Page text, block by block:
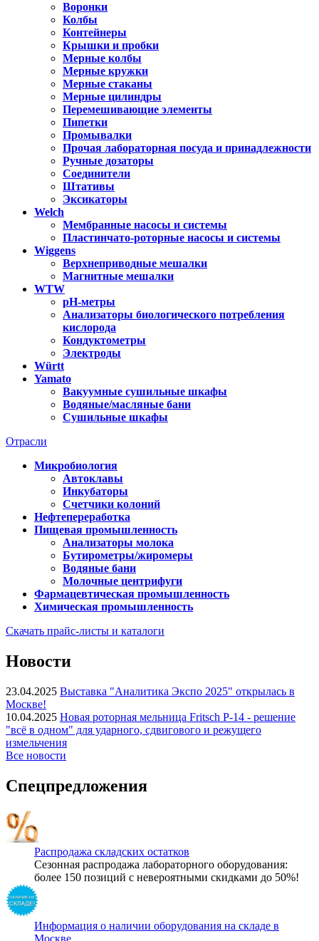
Воронки
Колбы
Контейнеры
Крышки и пробки
Мерные колбы
Мерные кружки
Мерные стаканы
Мерные цилиндры
Перемешивающие элементы
Пипетки
Промывалки
Прочая лабораторная посуда и принадлежности
Ручные дозаторы
Соединители
Штативы
Эксикаторы
Welch
Мембранные насосы и системы
Пластинчато-роторные насосы и системы
Wiggens
Верхнеприводные мешалки
Магнитные мешалки
WTW
pH-метры
Анализаторы биологического потребления
кислорода
Кондуктометры
Электроды
Württ
Yamato
Вакуумные сушильные шкафы
Водяные/масляные бани
Сушильные шкафы
Отрасли
Микробиология
Автоклавы
Инкубаторы
Счетчики колоний
Нефтепереработка
Пищевая промышленность
Анализаторы молока
Бутирометры/жиромеры
Водяные бани
Молочные центрифуги
Фармацевтическая промышленность
Химическая промышленность
Скачать прайс-листы и каталоги
Новости
23.04.2025 Выставка "Аналитика Экспо 2025" открылась в
Москве!
10.04.2025 Новая роторная мельница Fritsch P-14 - решение
"всё в одном" для ударного, сдвигового и режущего
измельчения
Все новости
Спецпредложения
Распродажа складских остатков
Сезонная распродажа лабораторного оборудования:
более 150 позиций с невероятными скидками до 50%!
Информация о наличии оборудования на складе в
Москве